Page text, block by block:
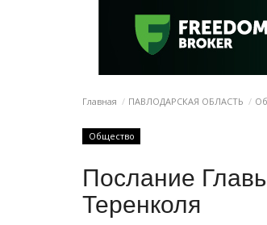
Главная ПАВЛОДАРСКАЯ ОБЛАСТЬ
Общество
Послание
Теренколя